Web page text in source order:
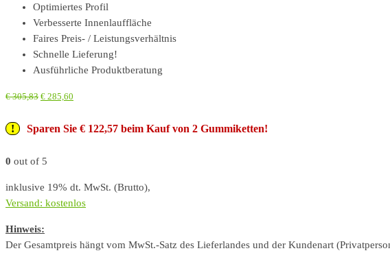
Optimiertes Profil
Verbesserte Innenlauffläche
Faires Preis- / Leistungsverhältnis
Schnelle Lieferung!
Ausführliche Produktberatung
€305,83 € 285,60
Sparen Sie € 122,57 beim Kauf von 2 Gummiketten!
0 out of 5
inklusive 19% dt. MwSt. (Brutto),
Versand: kostenlos
Hinweis:
Der Gesamtpreis hängt vom MwSt.-Satz des Lieferlandes und der Kundenart